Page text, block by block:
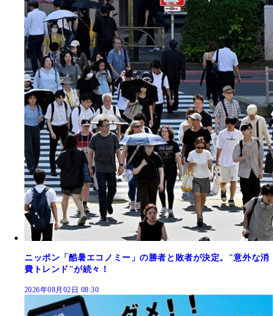
ニッポン「酷暑エコノミー」の勝者と敗者が決定。"意外な消
費トレンド"が続々！
2026年08月02日 08:30